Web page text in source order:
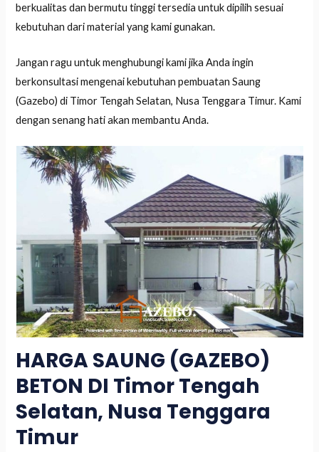
berkualitas dan bermutu tinggi tersedia untuk dipilih sesuai
kebutuhan dari material yang kami gunakan.
Jangan ragu untuk menghubungi kami jika Anda ingin
berkonsultasi mengenai kebutuhan pembuatan Saung
(Gazebo) di Timor Tengah Selatan, Nusa Tenggara Timur. Kami
dengan senang hati akan membantu Anda.
HARGA SAUNG (GAZEBO)
BETON DI Timor Tengah
Selatan, Nusa Tenggara
Timur